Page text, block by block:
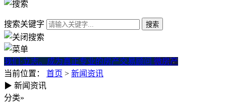
搜索关键字
我们·立志。成为真正专业的房产交易顾问 微房产
当前位置： 首页 > 新闻资讯
房屋补漏专用胶水选哪个品牌
▶ 新闻资讯
分类»